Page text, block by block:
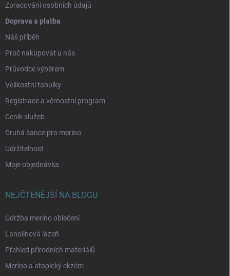
Zpracování osobních údajů
Doprava a platba
Náš příběh
Proč nakupovat u nás
Průvodce výběrem
Velikostní tabulky
Registrace a věrnostní program
Ceník služeb
Druhá šance pro merino
Udržitelnost
Moje objednávka
NEJČTENĚJŠÍ NA BLOGU
Údržba merino oblečení
Lanolinová lázeň
Přehled přírodních materiálů
Merino a atopický ekzém